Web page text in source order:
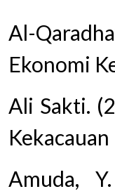
Al-
Ekonomi
Ali Sakti.
Amuda,